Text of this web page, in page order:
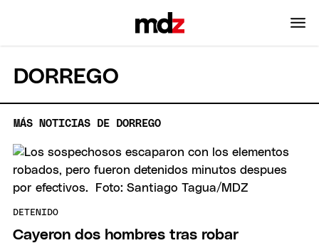
DORREGO
MÁS NOTICIAS DE DORREGO
DETENIDO
Cayeron dos hombres tras robar